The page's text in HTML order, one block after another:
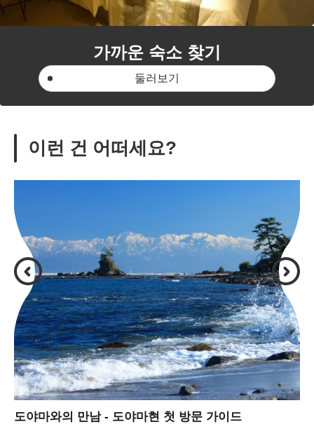
가까운 숙소 찾기
둘러보기
이런 건 어떠세요?
도야마와의 만남 - 도야마현 첫 방문 가이드